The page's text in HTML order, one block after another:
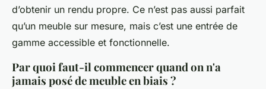
d’obtenir un rendu propre. Ce n’est pas aussi parfait
qu’un meuble sur mesure, mais c’est une entrée de
gamme accessible et fonctionnelle.
Par quoi faut-il commencer quand on n'a
jamais posé de meuble en biais ?